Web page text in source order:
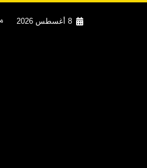
8 أغسطس 2026